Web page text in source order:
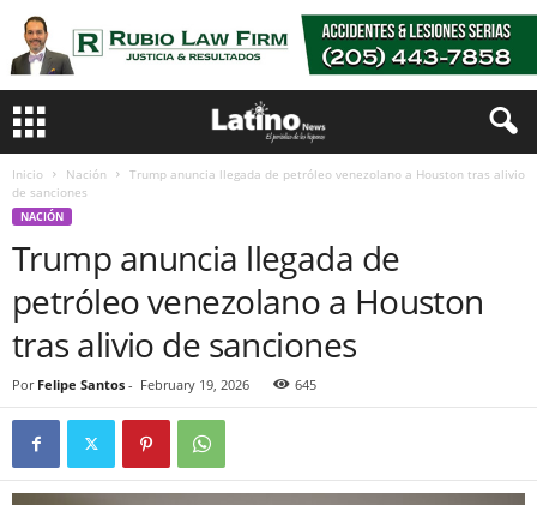
Inicio Nación
Trump anuncia llegada de petróleo venezolano a Houston tras alivio
de sanciones
NACIÓN
Trump anuncia llegada de
petróleo venezolano a Houston
tras alivio de sanciones
Por Felipe Santos - February 19, 2026 645